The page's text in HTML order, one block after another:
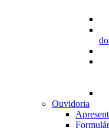
Ouvidoria